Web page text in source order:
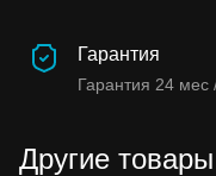
Гарантия
Гарантия 24 мес
Другие товары